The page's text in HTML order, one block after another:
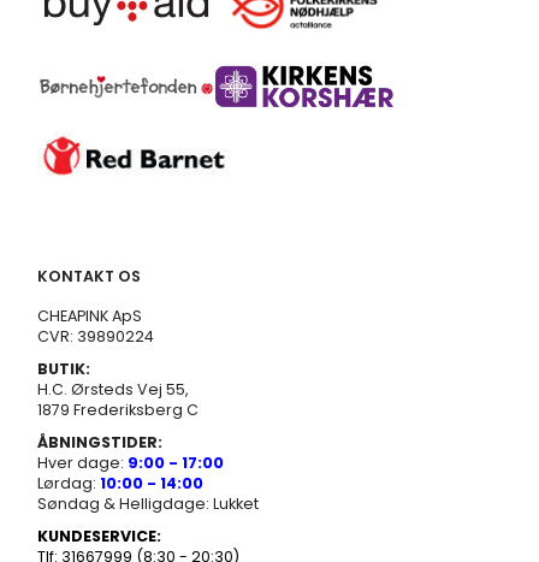
KONTAKT OS
CHEAPINK ApS
CVR: 39890224
BUTIK:
H.C. Ørsteds Vej 55,
1879 Frederiksberg C
ÅBNINGSTIDER:
Hver dage: 9:00 - 17:00
Lørdag: 10:00 - 14:00
Søndag & Helligdage: Lukket
KUNDESERVICE:
Tlf: 31667999 (8:30 - 20:30)